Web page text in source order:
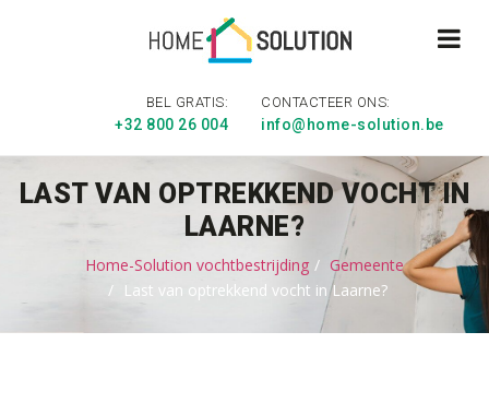
BEL GRATIS:
+32 800 26 004
CONTACTEER ONS:
info@home-solution.be
LAST VAN OPTREKKEND VOCHT IN
LAARNE?
Home-Solution vochtbestrijding
Gemeente
Last van optrekkend vocht in Laarne?